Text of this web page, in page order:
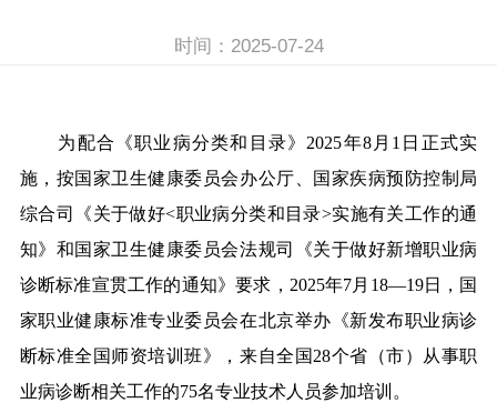
时间： 2025-07-24
为配合《职业病分类和目录》2025年8月1日正式实
施，按国家卫生健康委员会办公厅、国家疾病预防控制局
综合司《关于做好<职业病分类和目录>实施有关工作的通
知》和国家卫生健康委员会法规司《关于做好新增职业病
诊断标准宣贯工作的通知》要求，2025年7月18—19日，国
家职业健康标准专业委员会在北京举办《新发布职业病诊
断标准全国师资培训班》，来自全国28个省（市）从事职
业病诊断相关工作的75名专业技术人员参加培训。